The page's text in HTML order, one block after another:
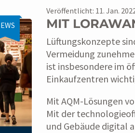
Veröffentlicht: 11. Jan.
MIT
Lüftungskonzepte
Vermeidung
ist insbesondere im
Einkaufzentren
Mit AQM-Lösungen
Mit der
und Gebäude digital